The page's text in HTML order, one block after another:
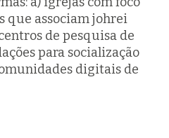
que associamjohrei
de pesquisa de
para socialização
digitais de